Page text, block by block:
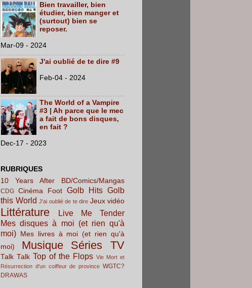
Bien travailler, bien
étudier, bien manger et
(surtout) bien se
reposer.
Mar-09 - 2024
J'ai oublié de te dire #9
Feb-04 - 2024
The World of a Vampire
#3 | Ah parce que le mec
a fait de bons disques,
en fait ?
Dec-17 - 2023
RUBRIQUES
10 Years After
BD/Comics/Mangas
CDG Cinéma Foot Golb Hits Golb
this World J'ai oublié de te dire Jeux vidéo
Littérature
Live Me Tender
Mes disques à moi (et rien qu'à
moi) Mes livres à moi (et rien qu'à
moi)
Musique Séries TV
Talk Talk Top of the Flops Vie Mort et
Résurrection d'un coiffeur de province WGTC?
DRAWAS